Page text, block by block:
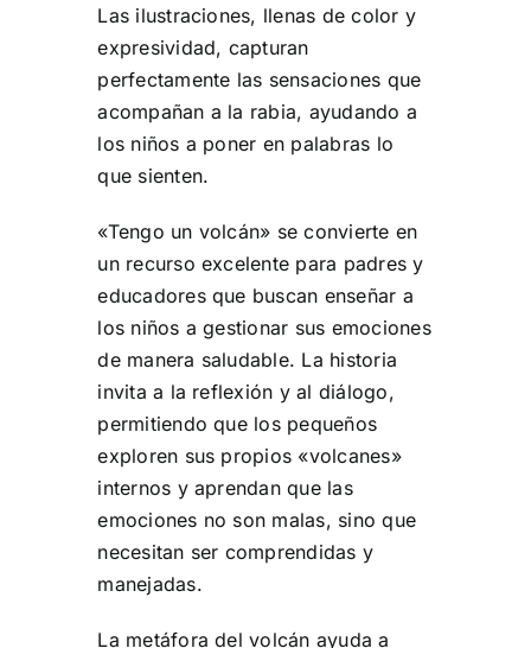
Las ilustraciones, llenas de color y
expresividad, capturan
perfectamente las sensaciones que
acompañan a la rabia, ayudando a
los niños a poner en palabras lo
que sienten.
«Tengo un volcán» se convierte en
un recurso excelente para padres y
educadores que buscan enseñar a
los niños a gestionar sus emociones
de manera saludable. La historia
invita a la reflexión y al diálogo,
permitiendo que los pequeños
exploren sus propios «volcanes»
internos y aprendan que las
emociones no son malas, sino que
necesitan ser comprendidas y
manejadas.
La metáfora del volcán ayuda a